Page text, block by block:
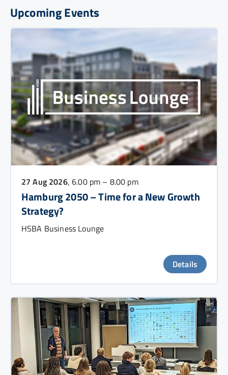
Upcoming Events
27 Aug 2026, 6.00 pm – 8.00 pm
Hamburg 2050 – Time for a New Growth
Strategy?
HSBA Business Lounge
Details